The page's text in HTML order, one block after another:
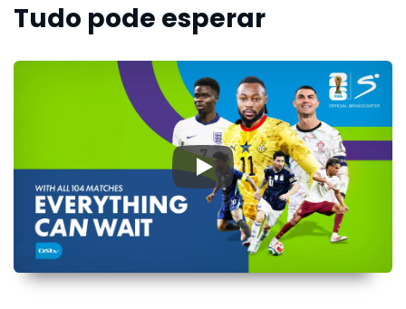
Tudo pode esperar
▶